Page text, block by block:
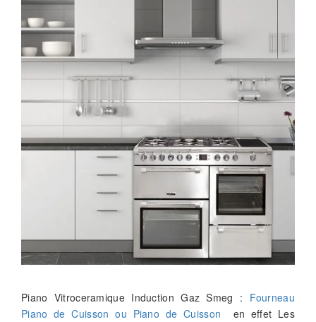
Piano Vitroceramique Induction Gaz Smeg : Fourneau
Piano de Cuisson ou Piano de Cuisson en effet Les